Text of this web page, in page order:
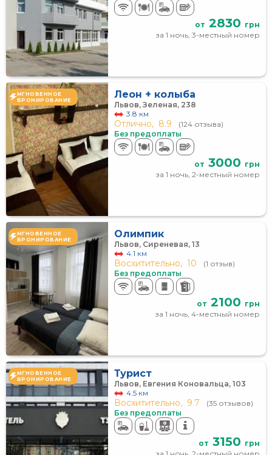
от 2830 грн
за 1 ночь, 3-местный номер
МГНОВЕННОЕ
БРОНИРОВАНИЕ
Леон + колыба
Львов, Зеленая, 238
3.8 км
Отлично, 8.9
(124 отзыва)
Без предоплаты
от 3000 грн
за 1 ночь, 2-местный номер
МГНОВЕННОЕ
БРОНИРОВАНИЕ
Олимпик
Львов, Сиреневая, 13
4.1 км
Восхитительно, 10
(1 отзыв)
Без предоплаты
от 2100 грн
за 1 ночь, 4-местный номер
МГНОВЕННОЕ
БРОНИРОВАНИЕ
Турист
Львов, Евгения Коновальца, 103
4.5 км
Восхитительно, 9.7
(35 отзывов)
Без предоплаты
от 3150 грн